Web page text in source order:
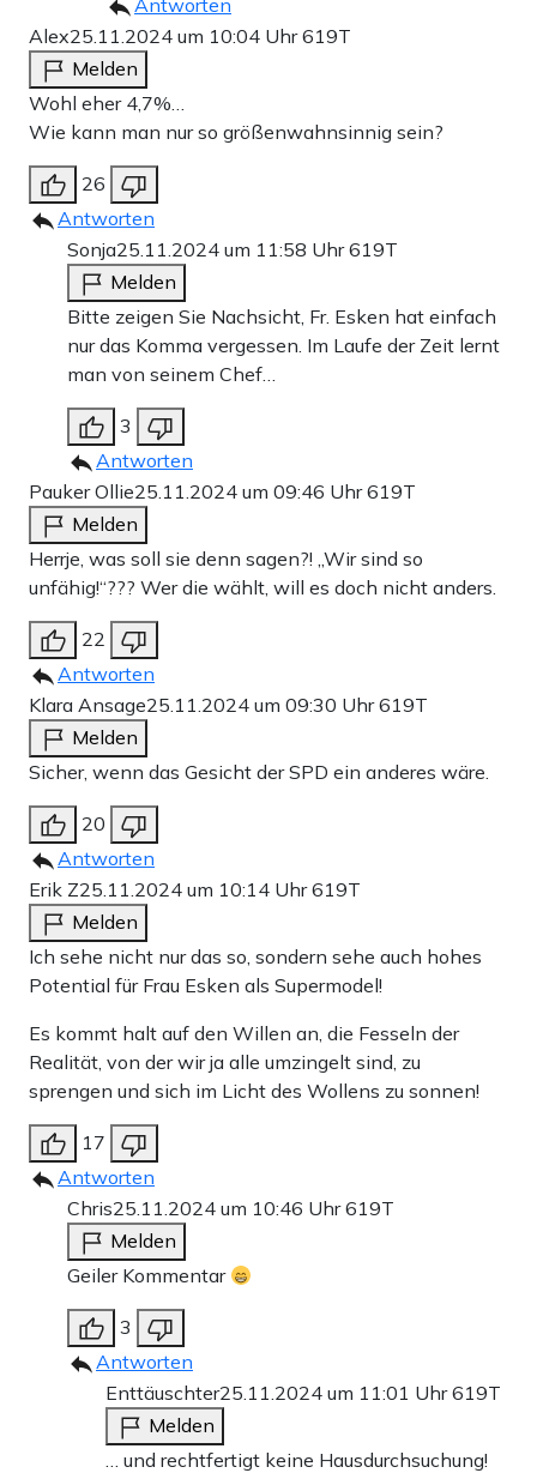
Alex25.11.2024 um 10:04 Uhr619T
Melden
Wohl eher 4,7%…
Wie kann man nur so größenwahnsinnig sein?
26
Antworten
Sonja25.11.2024 um 11:58 Uhr619T
Melden
Bitte zeigen Sie Nachsicht, Fr. Esken hat einfach
nur das Komma vergessen. Im Laufe der Zeit lernt
man von seinem Chef…
3
Antworten
Pauker Ollie25.11.2024 um 09:46 Uhr619T
Melden
Herrje, was soll sie denn sagen?! „Wir sind so
unfähig!“??? Wer die wählt, will es doch nicht anders.
22
Antworten
Klara Ansage25.11.2024 um 09:30 Uhr619T
Melden
Sicher, wenn das Gesicht der SPD ein anderes wäre.
20
Antworten
Erik Z25.11.2024 um 10:14 Uhr619T
Melden
Ich sehe nicht nur das so, sondern sehe auch hohes
Potential für Frau Esken als Supermodel!
Es kommt halt auf den Willen an, die Fesseln der
Realität, von der wir ja alle umzingelt sind, zu
sprengen und sich im Licht des Wollens zu sonnen!
17
Antworten
Chris25.11.2024 um 10:46 Uhr619T
Melden
Geiler Kommentar
3
Antworten
Enttäuschter25.11.2024 um 11:01 Uhr619T
Melden
… und rechtfertigt keine Hausdurchsuchung!